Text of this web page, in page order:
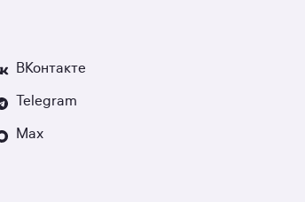
ВКонтакте
Telegram
Max